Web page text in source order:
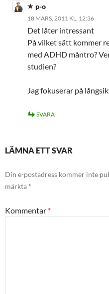
p-o
18 MARS, 2011 KL. 12:36
Det låter intressant
På vilket sätt kommer
med ADHD måntro?
studien?
Jag fokuserar på
SVARA
LÄMNA ETT SVAR
Din e-postadress kommer inte
märkta *
Kommentar *